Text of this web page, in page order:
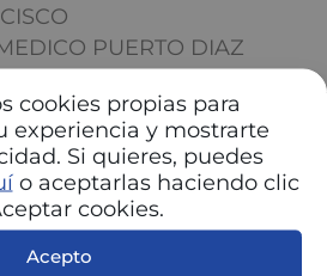
cookies propias para
experiencia y mostrarte
Si quieres, puedes
o aceptarlas haciendo clic
cookies.
Acepto
PUERTO DIAZ
PUERTO
MARTA
PUERTO MARTIN
JESUS
MACHIN FRANCISCO
Mª JOSE